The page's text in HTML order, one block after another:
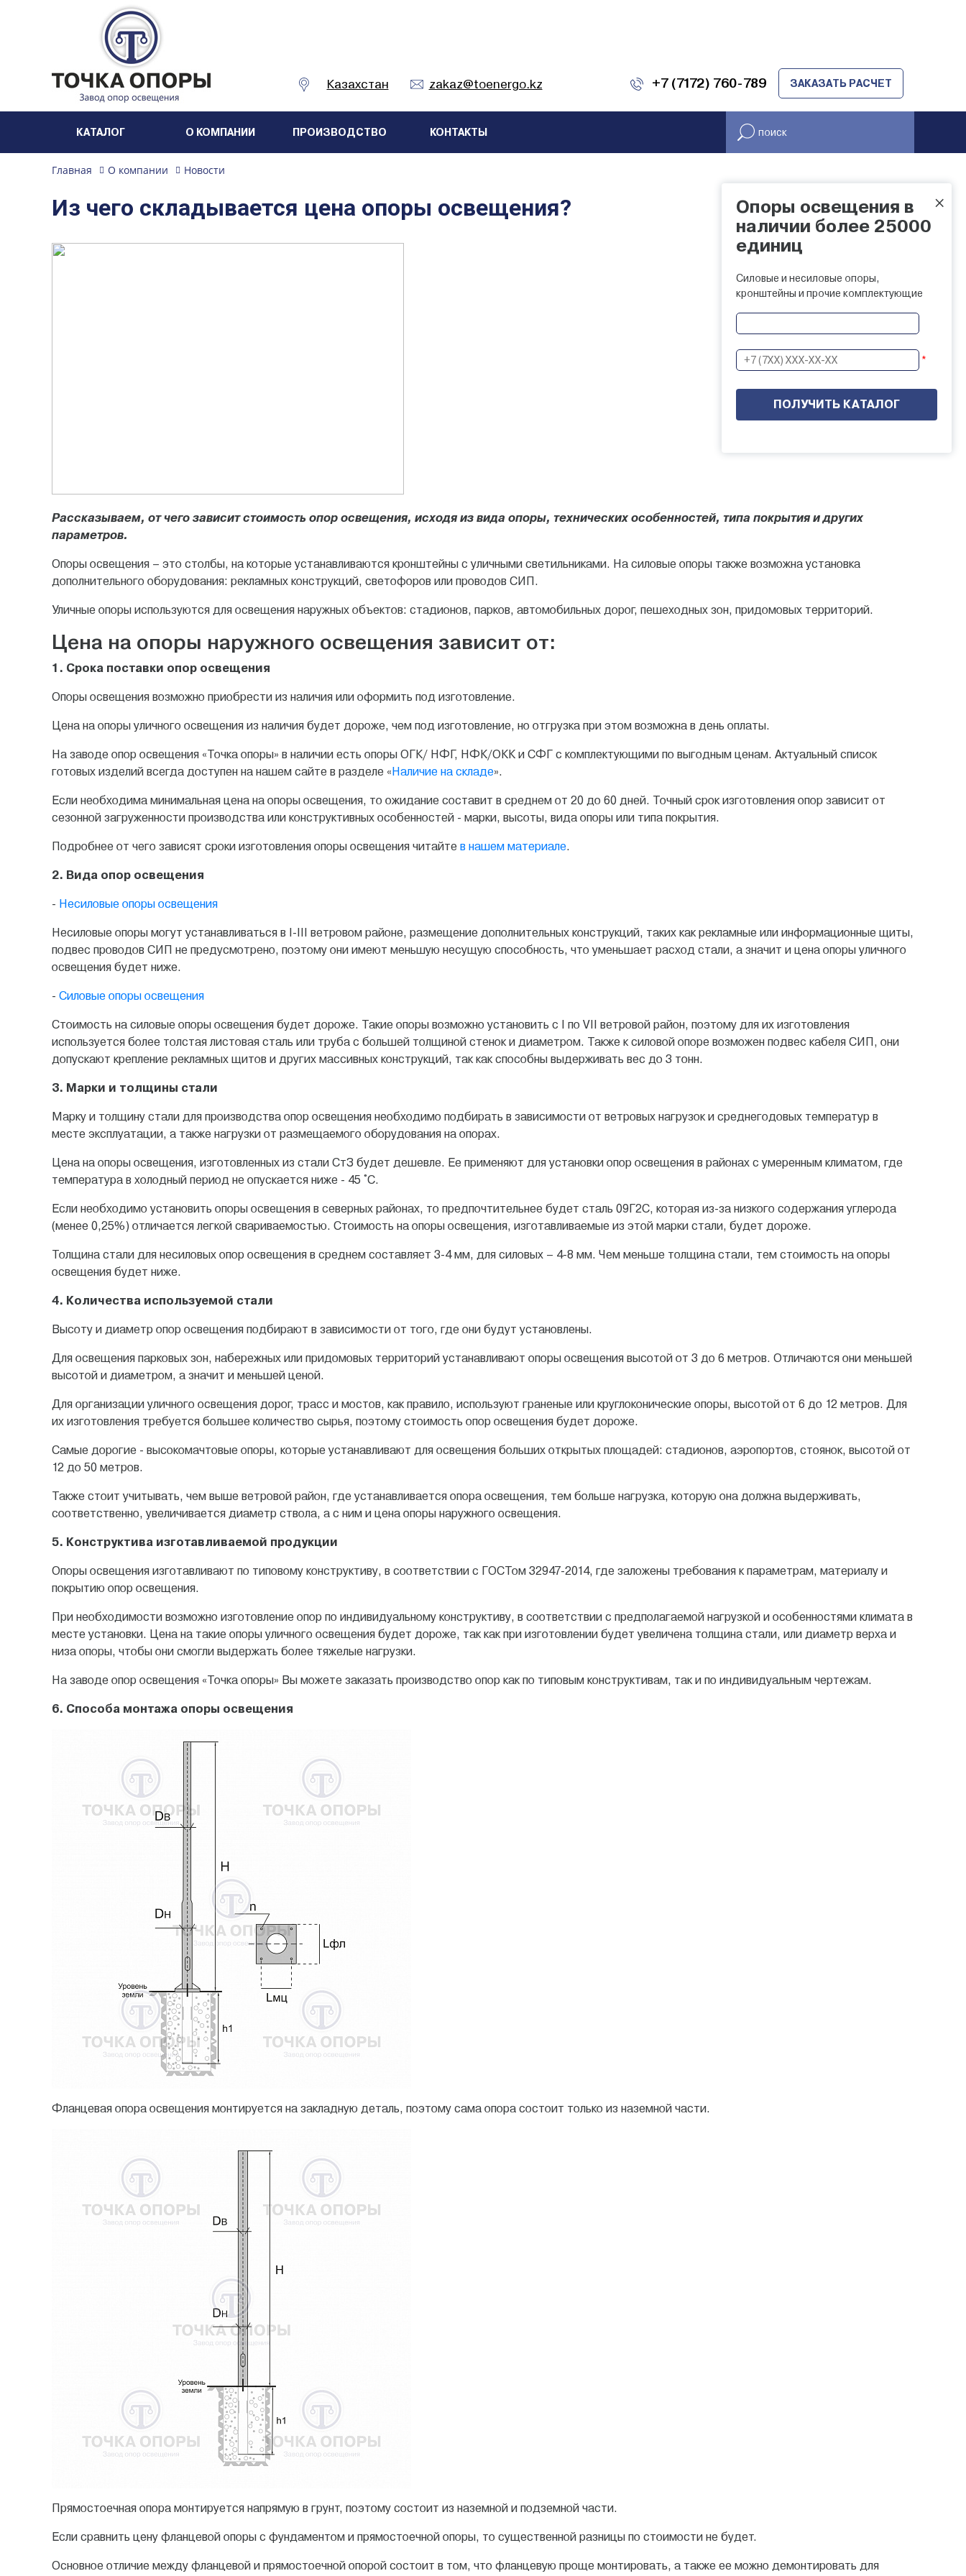
Казахстан zakaz@toenergo.kz +7 (7172) 760-789 ЗАКАЗАТЬ РАСЧЕТ
КАТАЛОГ О КОМПАНИИ ПРОИЗВОДСТВО КОНТАКТЫ
Главная О компании Новости
Из чего складывается цена опоры освещения?
Рассказываем, от чего зависит стоимость опор освещения, исходя из вида опоры, технических особенностей, типа покрытия и других
параметров.
Опоры освещения – это столбы, на которые устанавливаются кронштейны с уличными светильниками. На силовые опоры также возможна установка
дополнительного оборудования: рекламных конструкций, светофоров или проводов СИП.
Уличные опоры используются для освещения наружных объектов: стадионов, парков, автомобильных дорог, пешеходных зон, придомовых территорий.
Цена на опоры наружного освещения зависит от:
1. Срока поставки опор освещения
Опоры освещения возможно приобрести из наличия или оформить под изготовление.
Цена на опоры уличного освещения из наличия будет дороже, чем под изготовление, но отгрузка при этом возможна в день оплаты.
На заводе опор освещения «Точка опоры» в наличии есть опоры ОГК/ НФГ, НФК/ОКК и СФГ с комплектующими по выгодным ценам. Актуальный список
готовых изделий всегда доступен на нашем сайте в разделе «Наличие на складе».
Если необходима минимальная цена на опоры освещения, то ожидание составит в среднем от 20 до 60 дней. Точный срок изготовления опор зависит от
сезонной загруженности производства или конструктивных особенностей - марки, высоты, вида опоры или типа покрытия.
Подробнее от чего зависят сроки изготовления опоры освещения читайте в нашем материале.
2. Вида опор освещения
- Несиловые опоры освещения
Несиловые опоры могут устанавливаться в I-III ветровом районе, размещение дополнительных конструкций, таких как рекламные или информационные щиты,
подвес проводов СИП не предусмотрено, поэтому они имеют меньшую несущую способность, что уменьшает расход стали, а значит и цена опоры уличного
освещения будет ниже.
- Силовые опоры освещения
Стоимость на силовые опоры освещения будет дороже. Такие опоры возможно установить с I по VII ветровой район, поэтому для их изготовления
используется более толстая листовая сталь или труба с большей толщиной стенок и диаметром. Также к силовой опоре возможен подвес кабеля СИП, они
допускают крепление рекламных щитов и других массивных конструкций, так как способны выдерживать вес до 3 тонн.
3. Марки и толщины стали
Марку и толщину стали для производства опор освещения необходимо подбирать в зависимости от ветровых нагрузок и среднегодовых температур в
месте эксплуатации, а также нагрузки от размещаемого оборудования на опорах.
Цена на опоры освещения, изготовленных из стали CтЗ будет дешевле. Ее применяют для установки опор освещения в районах с умеренным климатом, где
температура в холодный период не опускается ниже - 45 ˚С.
Если необходимо установить опоры освещения в северных районах, то предпочтительнее будет сталь 09Г2C, которая из-за низкого содержания углерода
(менее 0,25%) отличается лeгкoй свариваемостью. Стоимость на опоры освещения, изготавливаемые из этой марки стали, будет дороже.
Толщина стали для нecилoвыx опор освещения в среднем составляет 3-4 мм, для силовых – 4-8 мм. Чем меньше толщина стали, тем стоимость на опоры
освещения будет ниже.
4. Количества используемой стали
Высоту и диаметр опор освещения подбирают в зависимости от того, где они будут установлены.
Для освещения парковых зон, набережных или придомовых территорий устанавливают опоры освещения высотой от 3 до 6 метров. Отличаются они меньшей
высотой и диаметром, а значит и меньшей ценой.
Для организации уличного освещения дорог, трасс и мостов, как правило, используют граненые или круглоконические опоры, высотой от 6 до 12 метров. Для
их изготовления требуется большее количество сырья, поэтому стоимость опор освещения будет дороже.
Самые дорогие - высокомачтовые опоры, которые устанавливают для освещения больших открытых площадей: стадионов, аэропортов, стоянок, высотой от
12 до 50 метров.
Также стоит учитывать, чем выше ветровой район, где устанавливается опора освещения, тем больше нагрузка, которую она должна выдерживать,
соответственно, увеличивается диаметр ствола, а с ним и цена опоры наружного освещения.
5. Конструктива изготавливаемой продукции
Опоры освещения изготавливают по типовому конструктиву, в соответствии c ГОСТом 32947-2014, где заложены требования к параметрам, материалу и
покрытию опор освещения.
При необходимости возможно изготовление опор по индивидуальному конструктиву, в соответствии c предполагаемой нагрузкой и особенностями климата в
месте установки. Цена на такие опоры уличного освещения будет дороже, так как при изготовлении будет увеличена толщина стали, или диаметр верха и
низа опоры, чтобы они смогли выдержать более тяжелые нагрузки.
На заводе опор освещения «Точка опоры» Вы можете заказать производство опор как по типовым конструктивам, так и по индивидуальным чертежам.
6. Способа монтажа опоры освещения
Фланцевая опора освещения монтируется на закладную деталь, поэтому сама опора состоит только из наземной части.
Прямостоечная опора монтируется напрямую в грунт, поэтому состоит из наземной и подземной части.
Если сравнить цену фланцевой опоры с фундаментом и прямостоечной опоры, то существенной разницы по стоимости не будет.
Основное отличие между фланцевой и прямостоечной опорой состоит в том, что фланцевую проще монтировать, а также ее можно демонтировать для
×
Опоры освещения в
наличии более 25000
единиц
Силовые и несиловые опоры,
кронштейны и прочие комплектующие
*